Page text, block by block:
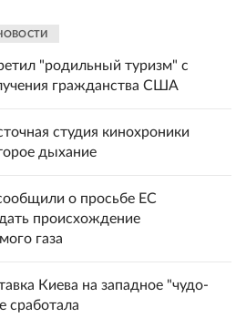
"родильный туризм" с
гражданства США
студия кинохроники
дыхание
о просьбе ЕС
происхождение
газа
Киева на западное "чудо-
сработала